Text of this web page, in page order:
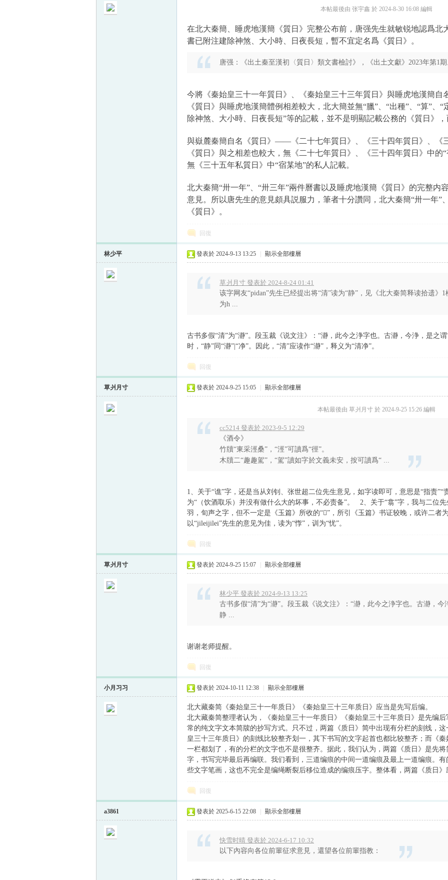
本帖最後由 张宇鑫 於 2024-8-30 16:08 編輯
在北大秦簡、睡虎地漢簡《質日》完整公布前，唐强先生就敏锐地認爲北
書已附注建除神煞、大小時、日夜長短，暫不宜定名爲《質日》。
唐强：《出土秦至漢初〈質日〉類文書檢討》，《出土文獻》2023年第1
今將《秦始皇三十一年質日》、《秦始皇三十三年質日》與睡虎地漢簡自
《質日》與睡虎地漢簡體例相差較大，北大簡並無“臘”、“出種”、“算”、
除神煞、大小時、日夜長短”等的記載，並不是明顯記載公務的《質日》
與嶽麓秦簡自名《質日》——《二十七年質日》、《三十四年質日》、《
《質日》與之相差也較大，無 《二十七年質日》、《三十四年質日》中的
無《三十五年私質日》中“宿某地”的私人記載。
北大秦簡“卅一年”、“卅三年”兩件曆書以及 睡虎地漢簡《質日》的完整内
意見。
所以唐先生的意見頗具説服力，筆者十分讚同，北大秦簡“卅一年”
《質日》
。
回復
林少平 發表於 2024-9-13 13:25 顯示全部樓層
草爿月寸 發表於 2024-8-24 01:41
该字网友“pidan”先生已经提出将“清”读为“静”，见《北大秦简释读拾遗》
为h ...
古书多假“清”为“瀞”。段玉裁《说文注》：“瀞，此今之浄字也。古瀞，今浄，是之
时，“静”同“瀞”|“净”。因此，“清”应读作“瀞”，释义为“清净”。
回復
草爿月寸 發表於 2024-9-25 15:05 顯示全部樓層
本帖最後由 草爿月寸 於 2024-9-25 15:26 編輯
cc5214 發表於 2023-9-5 12:29
《酒令》
竹牘“東采涇桑”，“涇”可讀爲“徑”。
木牘二“趣趣駕”，“駕”讀如字於文義未安，按可讀爲“ ...
1、关于“谯”字，还是当从刘钊、张世超二位先生意见，如字读即可，意思是“指责”“
为“（饮酒取乐）并没有做什么大的坏事，不必责备”。 2、关于“翕”字，我与二位
羽，旬声之字，但不一定是《玉篇》所收的“𦐥”，所引《玉篇》书证较晚，或许二者
以“jileijilei”先生的意见为佳，读为“惸”，训为“忧”。
回復
草爿月寸 發表於 2024-9-25 15:07 顯示全部樓層
林少平 發表於 2024-9-13 13:25
古书多假“清”为“瀞”。段玉裁《说文注》：“瀞，此今之浄字也。古瀞，今
静 ...
谢谢老师提醒。
回復
小月习习 發表於 2024-10-11 12:38 顯示全部樓層
北大藏秦简《秦始皇三十一年质日》《秦始皇三十三年质日》应当是先写后编。
北大藏秦简整理者认为，《秦始皇三十一年质日》《秦始皇三十三年质日》是先编
常的纯文字文本简牍的抄写方式。只不过，两篇《质日》简中出现有分栏的刻线，
皇三十三年质日》的刻线比较整齐划一，其下书写的文字起首也都比较整齐；而《
一栏都划了，有的分栏的文字也不是很整齐。据此，我们认为，两篇《质日》是先
字，书写完毕最后再编联。我们看到，三道编痕的中间一道编痕及最上一道编痕。
些文字笔画，这也不完全是编绳断裂后移位造成的编痕压字。整体看，两篇《质日
回復
a3861 發表於 2025-6-15 22:08 顯示全部樓層
快雪时晴 發表於 2024-6-17 10:32
以下內容向各位前輩征求意見，還望各位前輩指教：